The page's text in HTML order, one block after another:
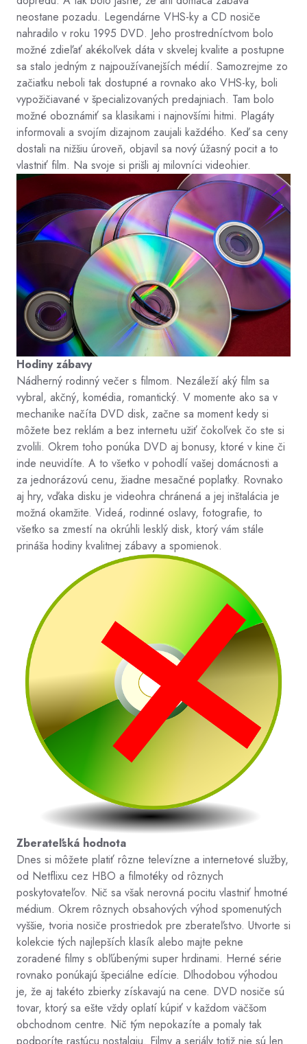
neostane pozadu. Legendárne VHS-ky a CD nosiče
nahradilo v roku 1995 DVD. Jeho prostredníctvom bolo
možné zdieľať akékoľvek dáta v skvelej kvalite a postupne
sa stalo jedným z najpoužívanejších médií. Samozrejme zo
začiatku neboli tak dostupné a rovnako ako VHS-ky, boli
vypožičiavané v špecializovaných predajniach. Tam bolo
možné oboznámiť sa klasikami i najnovšími hitmi. Plagáty
informovali a svojím dizajnom zaujali každého. Keď sa ceny
dostali na nižšiu úroveň, objavil sa nový úžasný pocit a to
vlastniť film. Na svoje si prišli aj milovníci videohier.
Hodiny zábavy
Nádherný rodinný večer s filmom. Nezáleží aký film sa
vybral, akčný, komédia, romantický. V momente ako sa v
mechanike načíta DVD disk, začne sa moment kedy si
môžete bez reklám a bez internetu užiť čokoľvek čo ste si
zvolili. Okrem toho ponúka DVD aj bonusy, ktoré v kine či
inde neuvidíte. A to všetko v pohodlí vašej domácnosti a
za jednorázovú cenu, žiadne mesačné poplatky. Rovnako
aj hry, vďaka disku je videohra chránená a jej inštalácia je
možná okamžite. Videá, rodinné oslavy, fotografie, to
všetko sa zmestí na okrúhli lesklý disk, ktorý vám stále
prináša hodiny kvalitnej zábavy a spomienok.
Zberateľská hodnota
Dnes si môžete platiť rôzne televízne a internetové služby,
od Netflixu cez HBO a filmotéky od rôznych
poskytovateľov. Nič sa však nerovná pocitu vlastniť hmotné
médium. Okrem rôznych obsahových výhod spomenutých
vyššie, tvoria nosiče prostriedok pre zberateľstvo. Utvorte si
kolekcie tých najlepších klasík alebo majte pekne
zoradené filmy s obľúbenými super hrdinami. Herné série
rovnako ponúkajú špeciálne edície. Dlhodobou výhodou
je, že aj takéto zbierky získavajú na cene. DVD nosiče sú
tovar, ktorý sa ešte vždy oplatí kúpiť v každom väčšom
obchodnom centre. Nič tým nepokazíte a pomaly tak